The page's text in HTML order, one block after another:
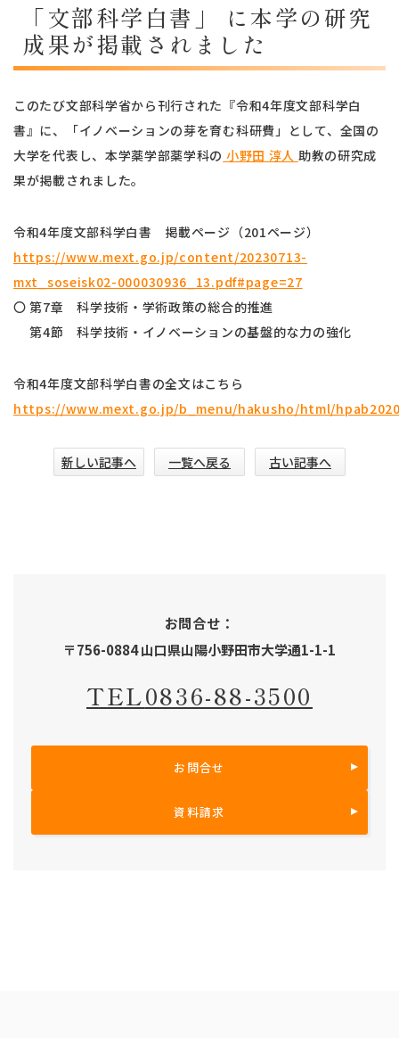
「文部科学白書」 に本学の研究
成果が掲載されました
このたび文部科学省から刊行された『令和4年度文部科学白
書』に、「イノベーションの芽を育む科研費」として、全国の
大学を代表し、本学薬学部薬学科の 小野田 淳人 助教の研究成
果が掲載されました。
令和4年度文部科学白書 掲載ページ（201ページ）
https://www.mext.go.jp/content/20230713-
mxt_soseisk02-000030936_13.pdf#page=27
〇 第7章 科学技術・学術政策の総合的推進
第4節 科学技術・イノベーションの基盤的な力の強化
令和4年度文部科学白書の全文はこちら
https://www.mext.go.jp/b_menu/hakusho/html/
新しい記事へ 一覧へ戻る 古い記事へ
お問合せ：
〒756-0884 山口県山陽小野田市大学通1-1-1
TEL0836-88-3500
お問合せ
資料請求